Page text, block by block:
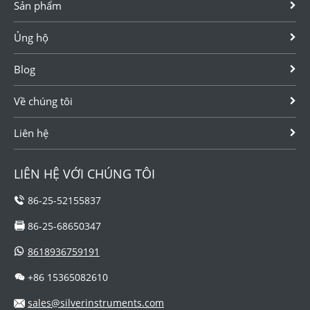
Chúng tôi cũng
có thể cung cấp
lưu lượng kế
tuabin tích hợp
bộ...
là nó có thể tích
áp suất c....
Sản phẩm
Ủng hộ
Blog
Về chúng tôi
Liên hệ
LIÊN HỆ VỚI CHÚNG TÔI
86-25-52155837
86-25-68650347
8618936759191
+86 15365082610
sales@silverinstruments.com